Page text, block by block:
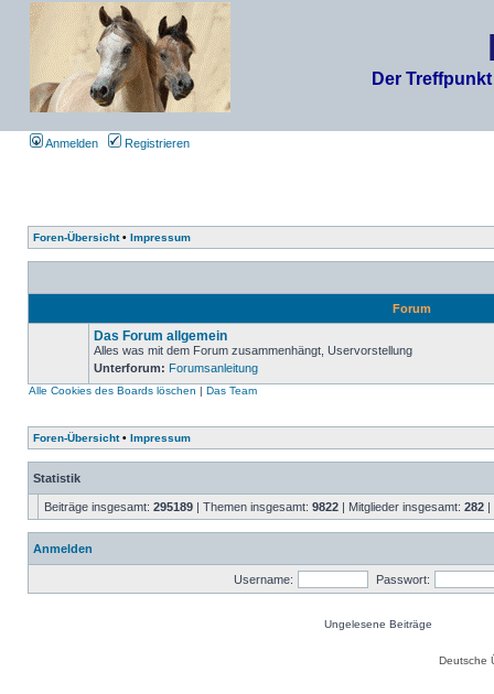
Der
Anmelden Registrieren
Foren-Übersicht• Impressum
Forum
Das Forum allgemein
Alles was mit dem Forum zusammenhängt, Uservorstellung
Unterforum: Forumsanleitung
Alle Cookies des Boards löschen | Das Team
Foren-Übersicht• Impressum
Statistik
Beiträge insgesamt: 295189 | Themen insgesamt: 9822 | Mitglieder insgesamt: 282 |
Anmelden
Username: Passwort:
Ungelesene Beiträge
Deutsche